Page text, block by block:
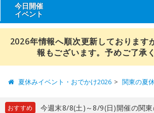
今日開催
イベント
2026年情報へ順次更新しております
報もございます。予めご了承
夏休みイベント・おでかけ2026 関東の夏
おすすめ
今週末8/8(土)～8/9(日)開催の関